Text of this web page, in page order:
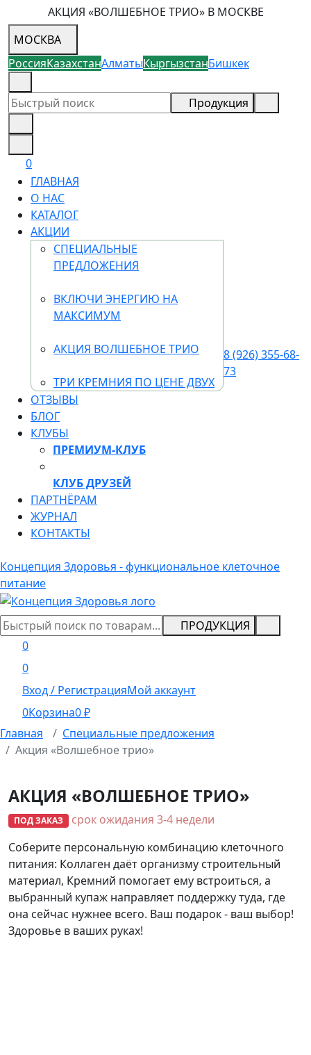
АКЦИЯ «ВОЛШЕБНОЕ ТРИО» В МОСКВЕ
МОСКВА
РоссияКазахстанАлматыКыргызстанБишкек
Продукция
0
ГЛАВНАЯ
О НАС
КАТАЛОГ
АКЦИИ
СПЕЦИАЛЬНЫЕ
ПРЕДЛОЖЕНИЯ
ВКЛЮЧИ ЭНЕРГИЮ НА
МАКСИМУМ
АКЦИЯ ВОЛШЕБНОЕ ТРИО
ТРИ КРЕМНИЯ ПО ЦЕНЕ ДВУХ
ОТЗЫВЫ
БЛОГ
КЛУБЫ
ПРЕМИУМ-КЛУБ
КЛУБ ДРУЗЕЙ
ПАРТНЁРАМ
ЖУРНАЛ
КОНТАКТЫ
8 (926) 355-68-
73
Концепция Здоровья - функциональное клеточное
питание
ПРОДУКЦИЯ
0
0
Вход / РегистрацияМой аккаунт
0Корзина0₽
Главная
Специальные предложения
Акция «Волшебное трио»
АКЦИЯ «ВОЛШЕБНОЕ ТРИО»
ПОД ЗАКАЗ
срок ожидания 3-4 недели
Соберите персональную комбинацию клеточного
питания: Коллаген даёт организму строительный
материал, Кремний помогает ему встроиться, а
выбранный купаж направляет поддержку туда, где
она сейчас нужнее всего. Ваш подарок - ваш выбор!
Здоровье в ваших руках!